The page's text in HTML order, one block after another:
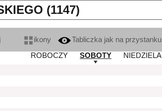
(1147)
ikony
Tabliczka jak na przystanku
ROBOCZY
SOBOTY
NIEDZIELA